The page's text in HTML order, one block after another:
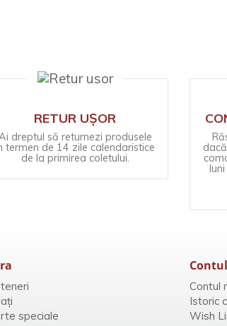
RETUR UȘOR
dreptul să returnezi produsele
termen de 14 zile calendaristice
de la primirea coletului.
speciale
Contul
Istoric
Wish